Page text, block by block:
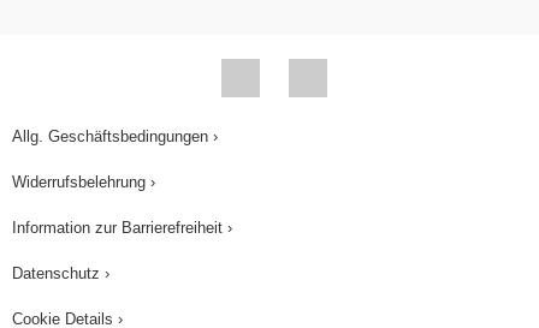
Allg. Geschäftsbedingungen ›
Widerrufsbelehrung ›
Information zur Barrierefreiheit ›
Datenschutz ›
Cookie Details ›